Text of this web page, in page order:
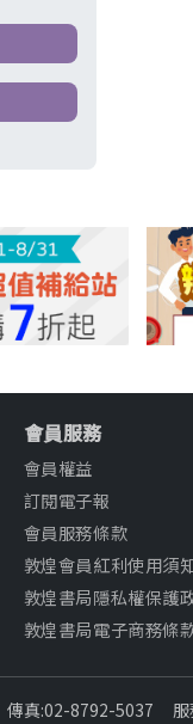
會員服務
會員權益
訂閱電子報
會員服務條款
敦煌會員紅利使用須
敦煌書局隱私權保護
敦煌書局電子商務條
傳真:02-8792-5037